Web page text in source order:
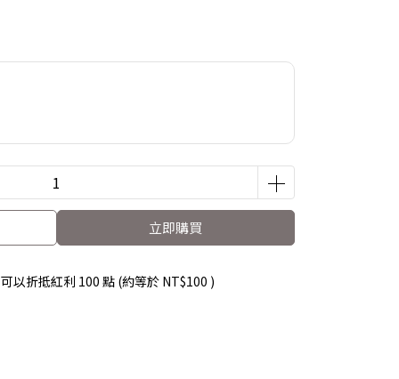
立即購買
以折抵紅利 100 點 (約等於 NT$100 )